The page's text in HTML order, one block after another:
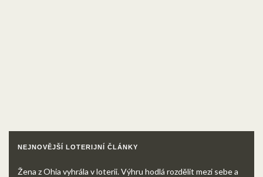
NEJNOVĚJŠÍ LOTERIJNÍ ČLÁNKY
Žena z Ohia vyhrála v loterii. Výhru hodlá rozdělit mezi sebe a